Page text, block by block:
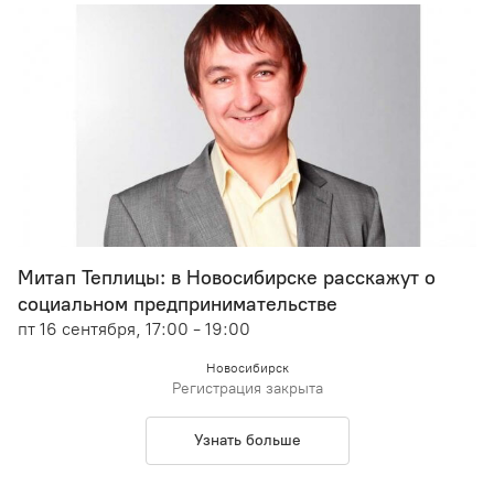
Митап Теплицы: в Новосибирске расскажут о
социальном предпринимательстве
пт 16 сентября, 17:00 - 19:00
Новосибирск
Регистрация закрыта
Узнать больше